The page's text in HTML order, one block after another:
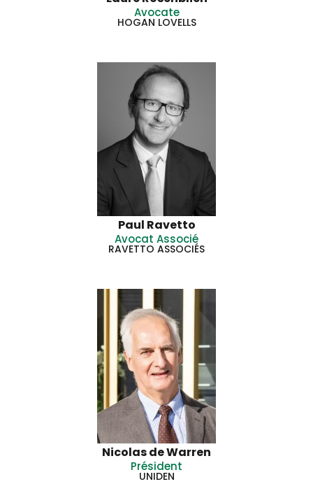
Avocate
HOGAN LOVELLS
Paul Ravetto
Avocat Associé
RAVETTO ASSOCIÉS
Nicolas de Warren
Président
UNIDEN